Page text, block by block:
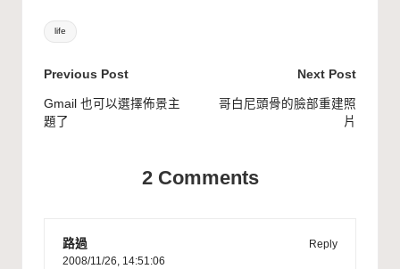
Tags:
life
Post
navigation
Previous Post
Gmail 也可以選擇佈景主
題了
Next Post
哥白尼頭骨的臉部重建照
片
2 Comments
路過
Reply
2008/11/26, 14:51:06